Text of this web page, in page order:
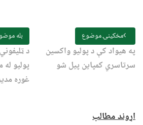
مخکینۍ موضوع
په هیواد کې د پولیو واکسین
سرتاسري کمپاین پیل شو
بله
د
پولیو
غوره
اړوند مطالب